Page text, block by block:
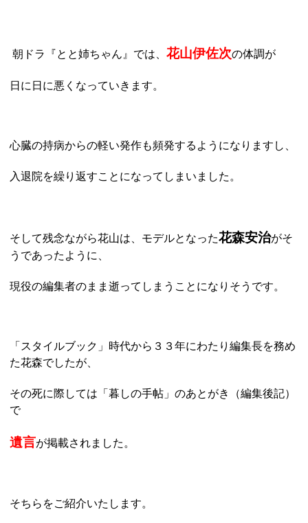
朝ドラ『とと姉ちゃん』では、花山伊佐次の体調が
日に日に悪くなっていきます。
心臓の持病からの軽い発作も頻発するようになりますし、
入退院を繰り返すことになってしまいました。
そして残念ながら花山は、モデルとなった花森安治がそ
うであったように、
現役の編集者のまま逝ってしまうことになりそうです。
「スタイルブック」時代から３３年にわたり編集長を務め
た花森でしたが、
その死に際しては「暮しの手帖」のあとがき（編集後記）
で
遺言が掲載されました。
そちらをご紹介いたします。